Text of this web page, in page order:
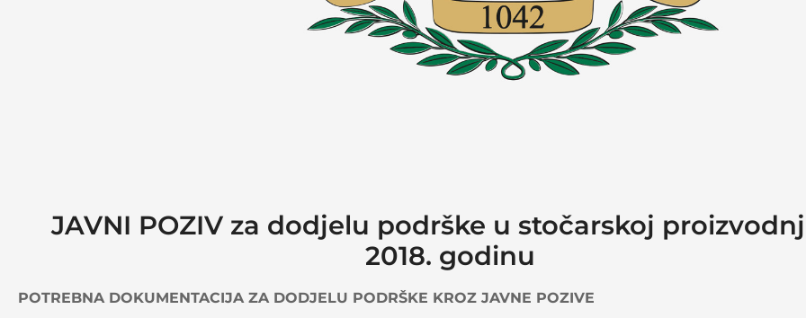
JAVNI POZIV za dodjelu podrške u stočarskoj
2018. godinu
POTREBNA DOKUMENTACIJA ZA DODJELU PODRŠKE KROZ JAVNE POZIVE